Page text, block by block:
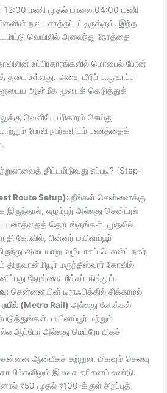
12:00 மணி முதல் மாலை 04:00 மணி
நடை சாத்தப்பட்டிருக்கும். இந்த
வெயிலில் அலைந்து நேரத்தை
உட்பிரகாரங்களில் மொபைல் போன்
தடை உள்ளது. அதை மீறிப் பாதுகாப்பு
ஆன்மீக மூடைக் கெடுத்துக்
வெளியே பரிகாரம் செய்து
போலி நபர்களிடம் பணத்தைக்
திட்டமிடுவது எப்படி? (Step-
Route Setup): நீங்கள் சென்னைக்கு
இருந்தால், எழும்பூர் அல்லது சென்ட்ரல்
பயணத்தைத் தொடங்குங்கள். முதலில்
கோவில், பின்னர் மயிலாப்பூர்
அடையாறு வழியாகப் பெசன்ட் நகர்
திருவான்மியூர் மருந்தீஸ்வரர் கோவில்
நேரத்தை மிச்சப்படுத்தும்.
சென்னையின் டிராஃபிக்கில் சிக்காமல்
(Metro Rail) அல்லது லோக்கல்
மயிலாப்பூர் மற்றும்
ஆட்டோ அல்லது மெட்ரோ மிகச்
ஆன்மீகச் சுற்றுலா மிகவும் செலவு
இலவச தரிசனம் உண்டு.
₹50 முதல் ₹100-க்குள் சிறப்புத்